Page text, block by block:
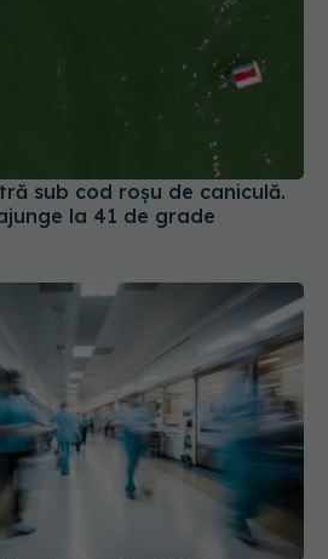
sub cod roșu de caniculă.
la 41 de grade